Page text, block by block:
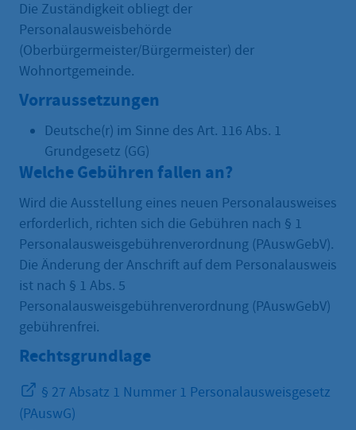
Die Zuständigkeit obliegt der
Personalausweisbehörde
(Oberbürgermeister/Bürgermeister) der
Wohnortgemeinde.
Vorraussetzungen
Deutsche(r) im Sinne des Art. 116 Abs. 1
Grundgesetz (GG)
Welche Gebühren fallen an?
Wird die Ausstellung eines neuen Personalausweises
erforderlich, richten sich die Gebühren nach § 1
Personalausweisgebührenverordnung (PAuswGebV).
Die Änderung der Anschrift auf dem Personalausweis
ist nach § 1 Abs. 5
Personalausweisgebührenverordnung (PAuswGebV)
gebührenfrei.
Rechtsgrundlage
§ 27 Absatz 1 Nummer 1 Personalausweisgesetz
(PAuswG)